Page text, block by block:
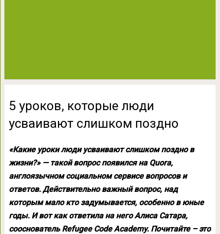
5 уроков, которые люди
усваивают слишком поздно
«Какие уроки люди усваивают слишком поздно в
жизни?» — такой вопрос появился на Quora,
англоязычном социальном сервисе вопросов и
ответов. Действительно важный вопрос, над
которым мало кто задумывается, особенно в юные
годы. И вот как ответила на него Алиса Сатара,
сооснователь Refugee Code Academy. Почитайте – это